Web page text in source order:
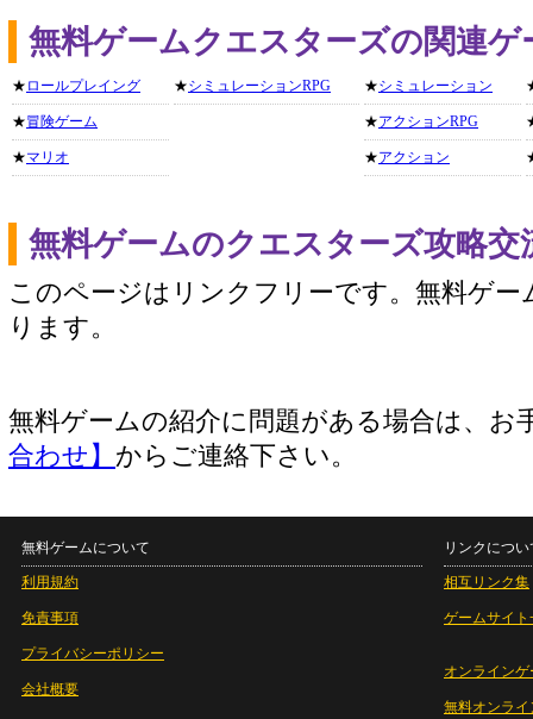
無料ゲームクエスターズの関連
★ ロールプレイング
★冒険ゲーム
★マリオ
★シミュレーションRPG ★シミュレーション
★アクションRPG
★アクション
無料ゲームのクエスターズ攻略
このページはリンクフリーです。無料ゲー
ります。
無料ゲームの紹介に問題がある場合は、お
合わせ】 からご連絡下さい。
無料ゲームについて
利用規約
免責事項
プライバシーポリシー
会社概要
リンクについ
相互リンク集
ゲームサイト
オンラインゲ
無料オンライ